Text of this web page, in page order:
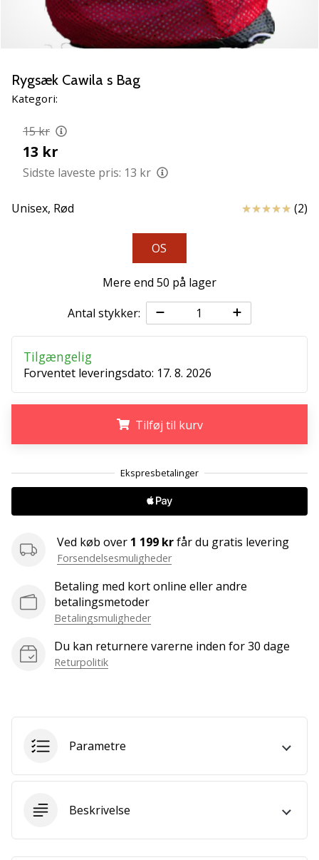
vores
Weplayvolleyball
ambassadør
du
den
hobby
som
os?
Så
os
2 min. Læsning
Weplayvolleyball
affiliate
program
Har
egen
blog,
administrerer
Facebook-
side
diskussionsforum?
Lad
dem
Bliv
en
Vis alle
artikler
Rygsæk Cawila s Bag
Kategori:
15 kr
13 kr
Sidste laveste pris: 13 kr
Unisex, Rød Anmeldelser
(2)
OS
Mere end 50 på lager
Antal stykker:
Tilgængelig
Forventet leveringsdato: 17. 8. 2026
Tilføj til kurv
Ved køb over 1 199 krfår du gratis levering
Forsendelsesmuligheder
Betaling med kort online eller andre
betalingsmetoder
Betalingsmuligheder
Du kan returnere varerne inden for 30 dage
Returpolitik
Parametre
Beskrivelse